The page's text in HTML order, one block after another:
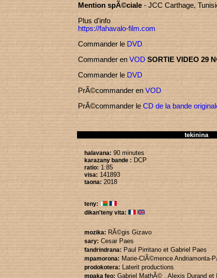
Mention spÃ©ciale - JCC Carthage,
Plus d'info
https://fahavalo-film.com
Commander le DVD
Commander en VOD SORTIE VIDEO 29
Commander le DVD
PrÃ©commander en VOD
PrÃ©commander le CD de la bande
tekinina
halavana: 90 minutes
karazany bande : DCP
ratio: 1:85
visa: 141893
taona: 2018
teny:
dikan'teny vita:
mozika: RÃ©gis Gizavo
sary: Cesar Paes
fandrindrana: Paul Pirritano et Gabriel Paes
mpamorona: Marie-ClÃ©mence Andriamonta-
prodokotera: Laterit productions
mpaka feo: Gabriel MathÃ© , Alexis Durand et